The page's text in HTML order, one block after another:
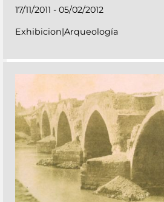
17/11/2011 - 05/02/2012
Exhibicion|Arqueología